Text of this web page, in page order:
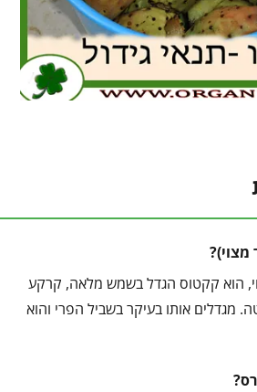
הוא קקטוס הגדל בשמש מלאה, קרקע
מגדלים אותו בעיקר בשביל הפרי והוא